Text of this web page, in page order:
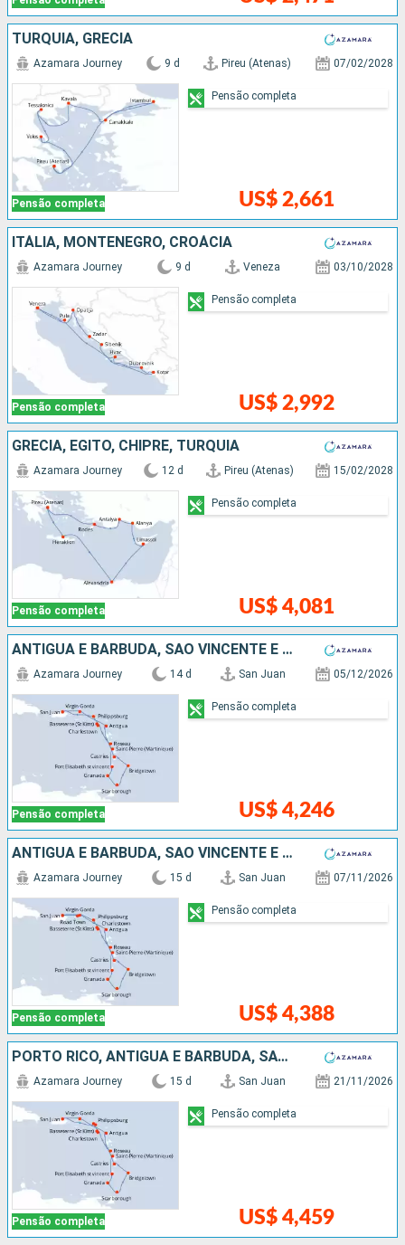
TURQUIA, GRÉCIA
Pensão completa
Azamara Journey 9 d Pireu (Atenas) 07/02/2028
US$ 2,661
Pensão completa
ITÁLIA, MONTENEGRO, CROÁCIA
Pensão completa
Azamara Journey 9 d Veneza 03/10/2028
US$ 2,992
Pensão completa
GRÉCIA, EGITO, CHIPRE, TURQUIA
Pensão completa
Azamara Journey 12 d Pireu (Atenas) 15/02/2028
US$ 4,081
Pensão completa
ANTIGUA E BARBUDA, SÃO VINCENTE E GRANADINAS, GRENADA, TRINIDADE E TOBAGO, BARBADOS, SANTA LUCIA, REPUBLICA DOMINICANA, PORTO RICO
Pensão completa
Azamara Journey 14 d San Juan 05/12/2026
US$ 4,246
Pensão completa
ANTIGUA E BARBUDA, SÃO VINCENTE E GRANADINAS, GRENADA, TRINIDADE E TOBAGO, BARBADOS, SANTA LUCIA, REPUBLICA DOMINICANA, PORTO RICO
Pensão completa
Azamara Journey 15 d San Juan 07/11/2026
US$ 4,388
Pensão completa
PORTO RICO, ANTIGUA E BARBUDA, SÃO VINCENTE E GRANADINAS, GRENADA, TRINIDADE E TOBAGO, BARBADOS, SANTA LUCIA, REPUBLICA DOMINICANA, FRANCIA
Pensão completa
Azamara Journey 15 d San Juan 21/11/2026
US$ 4,459
Pensão completa